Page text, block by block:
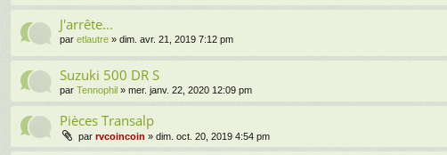
J'arrête...
par etlautre » dim. avr. 21, 2019 7:12 pm
Suzuki 500 DR S
par Tennophil » mer. janv. 22, 2020 12:09 pm
Pièces Transalp
par rvcoincoin » dim. oct. 20, 2019 4:54 pm